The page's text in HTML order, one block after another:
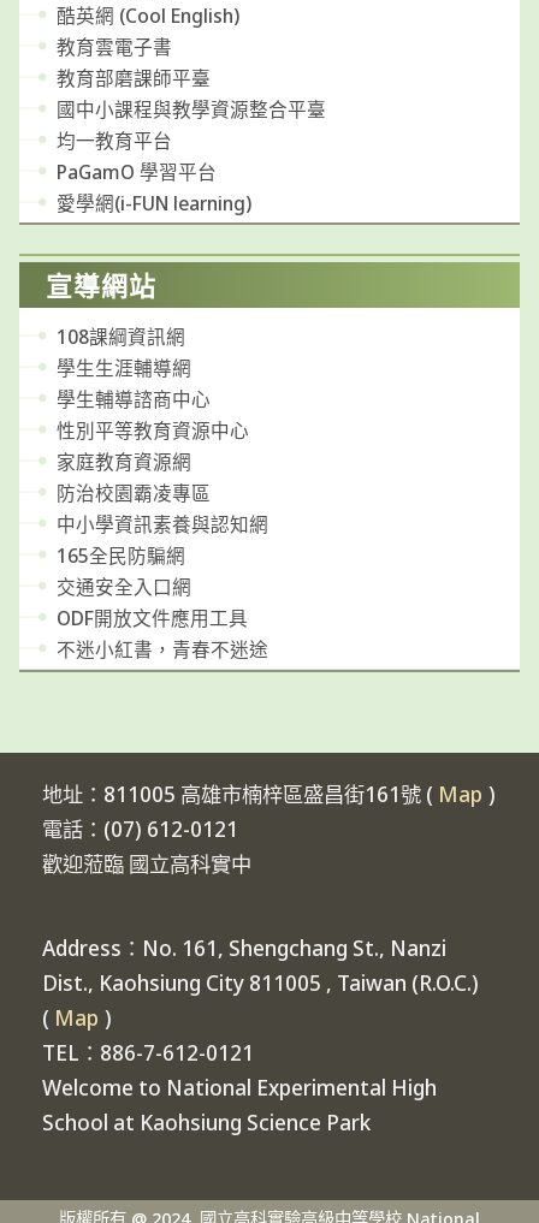
酷英網 (Cool English)
教育雲電子書
教育部磨課師平臺
國中小課程與教學資源整合平臺
均一教育平台
PaGamO 學習平台
愛學網(i-FUN learning)
宣導網站
108課綱資訊網
學生生涯輔導網
學生輔導諮商中心
性別平等教育資源中心
家庭教育資源網
防治校園霸凌專區
中小學資訊素養與認知網
165全民防騙網
交通安全入口網
ODF開放文件應用工具
不迷小紅書，青春不迷途
地址：811005 高雄市楠梓區盛昌街161號 ( Map )
電話：(07) 612-0121
歡迎蒞臨 國立高科實中
Address：No. 161, Shengchang St., Nanzi
Dist., Kaohsiung City 811005 , Taiwan (R.O.C.)
( Map )
TEL：886-7-612-0121
Welcome to National Experimental High
School at Kaohsiung Science Park